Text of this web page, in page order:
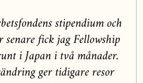
stipendium och
fick jag Fellowship
i Japan i två månader.
ger tidigare resor